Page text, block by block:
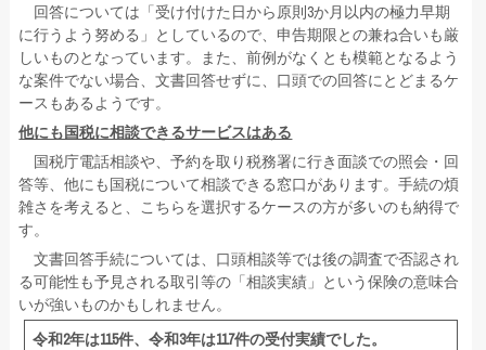
回答については「受け付けた日から原則3か月以内の極力早期
に行うよう努める」としているので、申告期限との兼ね合いも厳
しいものとなっています。また、前例がなくとも模範となるよう
な案件でない場合、文書回答せずに、口頭での回答にとどまるケ
ースもあるようです。
他にも国税に相談できるサービスはある
国税庁電話相談や、予約を取り税務署に行き面談での照会・回
答等、他にも国税について相談できる窓口があります。手続の煩
雑さを考えると、こちらを選択するケースの方が多いのも納得で
す。
文書回答手続については、口頭相談等では後の調査で否認され
る可能性も予見される取引等の「相談実績」という保険の意味合
いが強いものかもしれません。
令和2年は115件、令和3年は117件の受付実績でした。